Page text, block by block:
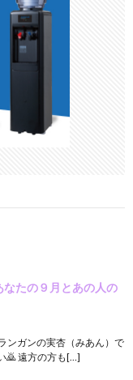
なたの９月とあの人の
ンガンの実杏（みあん）で
🙇 遠方の方も[…]